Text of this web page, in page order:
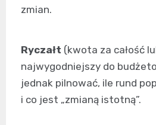
zmian.
Ryczałt (kwota za całość
najwygodniejszy do
jednak pilnować, ile rund
i co jest „zmianą istotną”.